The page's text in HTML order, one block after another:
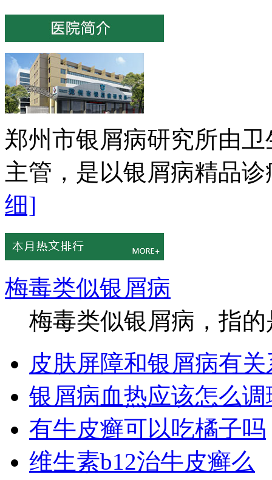
郑州市银屑病研究所由
主管，是以银屑病精品
细]
梅毒类似银屑病
梅毒类似银屑病，指
皮肤屏障和银屑病有
银屑病血热应该怎么调
有牛皮癣可以吃橘子吗
维生素b12治牛皮癣么